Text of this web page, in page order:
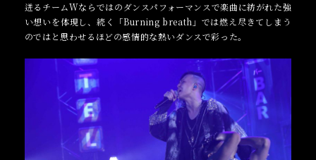
迸るチームWならではのダンスパフォーマンスで楽曲に紡がれた強
い想いを体現し、続く「Burning breath」では燃え尽きてしまう
のではと思わせるほどの感情的な熱いダンスで彩った。